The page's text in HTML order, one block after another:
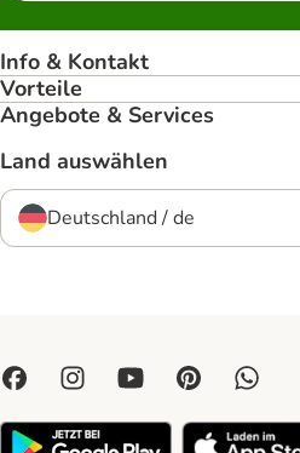
Info & Kontakt
Vorteile
Angebote & Services
Land auswählen
Deutschland / de